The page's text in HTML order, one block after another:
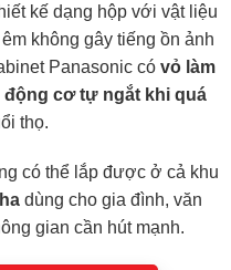
kế dạng hộp với vật liệu
không gây tiếng ồn ảnh
Panasonic có vỏ làm
động cơ tự ngắt khi quá
thọ.
có thể lắp được ở cả khu
dùng cho gia đình, văn
gian cần hút mạnh.